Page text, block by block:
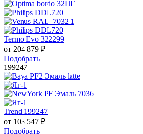
Termo Evo 322299
от 204 879 ₽
Подобрать
199247
Trend 199247
от 103 547 ₽
Подобрать